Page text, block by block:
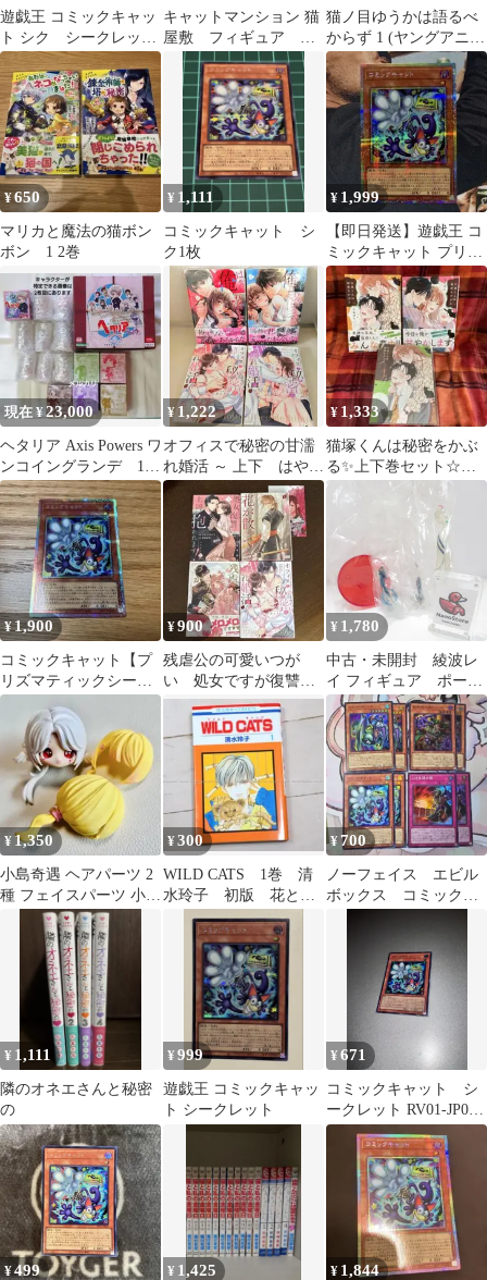
遊戯王 コミックキャッ
ト シク シークレット
レア
キャットマンション 猫
屋敷 フィギュア シ
ークレット
猫ノ目ゆうかは語るべ
からず 1 (ヤングアニマ
ルコミックス)
¥650
マリカと魔法の猫ボン
ボン 1 2巻
¥ 1,111
コミックキャット シ
ク1枚
¥ 1,999
【即日発送】遊戯王 コ
ミックキャット プリズ
マティックシークレッ
ト プリシク
現在 ¥23,000
ヘタリア Axis Powers ワ
ンコイングランデ 14
体
¥ 1,222
オフィスで秘密の甘濡
れ婚活 ～ 上下 はやく
俺に落ちなさい1.2
¥ 1,333
猫塚くんは秘密をかぶ
る✨上下巻セット☆ア
ニメイト購入特典付き
¥1,900
コミックキャット【プ
リズマティックシーク
レット】
¥900
残虐公の可愛いつが
い 処女ですが復讐の
ため上司に抱かれま
す! 他全4冊
¥ 1,780
中古・未開封 綾波レ
イ フィギュア ポート
レイツ シークレット ク
リアカラー
PORTRAITS
¥1,350
小島奇遇 ヘアパーツ 2
種 フェイスパーツ 小シ
ークレット
¥300
WILD CATS 1巻 清
水玲子 初版 花とゆ
めCOMICS
¥ 700
ノーフェイス エビル
ボックス コミックキ
¥ 1,111
隣のオネエさんと秘密
の
¥999
遊戯王 コミックキャッ
ト シークレット
¥671
コミックキャット シ
ークレット RV01-JP002
遊戯王
¥499 ¥ 1,425 ¥ 1,844